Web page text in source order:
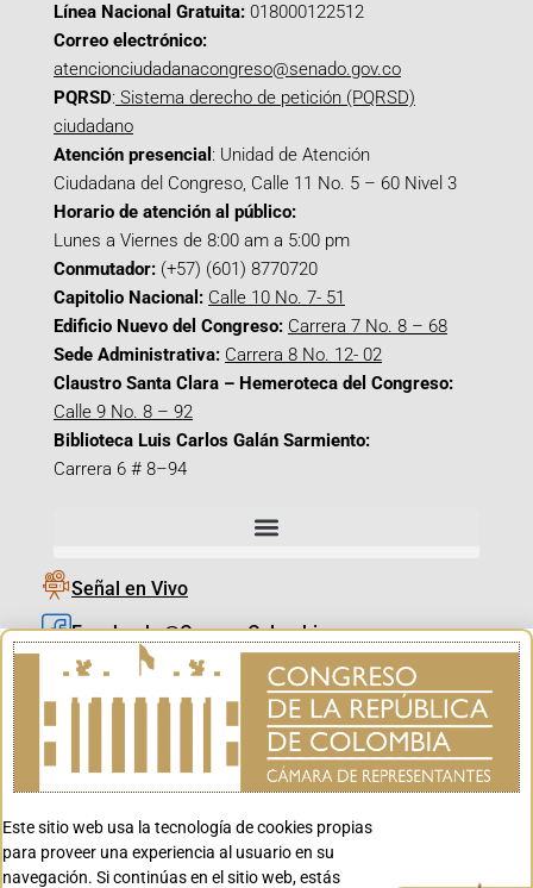
Línea Nacional Gratuita: 018000122512
Correo electrónico:
atencionciudadanacongreso@senado.gov.co
PQRSD: Sistema derecho de petición (PQRSD)
ciudadano
Atención presencial : Unidad de Atención
Ciudadana del Congreso, Calle 11 No. 5 – 60 Nivel 3
Horario de atención al público:
Lunes a Viernes de 8:00 am a 5:00 pm
Conmutador: (+57) (601) 8770720
Capitolio Nacional: Calle 10 No. 7- 51
Edificio Nuevo del Congreso: Carrera 7 No. 8 – 68
Sede Administrativa: Carrera 8 No. 12- 02
Claustro Santa Clara – Hemeroteca del Congreso:
Calle 9 No. 8 – 92
Biblioteca Luis Carlos Galán Sarmiento:
Carrera 6 # 8–94
Señal en Vivo
Facebook_@CamaraColombia
Instagram_@CamaraColombia
X_@CamaraColombia
Youtube_@CamaraColombia
Youtube_@CanalCongreso
Este sitio web usa la tecnología de cookies propias
para proveer una experiencia al usuario en su
navegación. Si continúas en el sitio web, estás